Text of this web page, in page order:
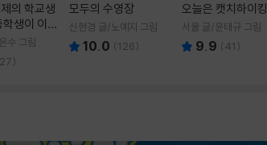
의 학교생
학생이 이
이야
수 그림
27)
모두의 수영장
신현경 글/노예지 그림
10.0 (126)
오늘은 캣치하이킹
서율 글/윤태규 그림
9.9 (41 )